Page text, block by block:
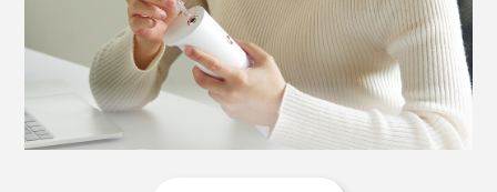
磨き残した汚れ（歯垢、プラーク）が溜まってくると、
歯周病菌によって、歯肉が腫れたり、出血したり、炎症
を起こすようになるからです。
電源ボタンの上の「モードボタン」を押すたびに、「ソ
フト洗浄モード」→「標準洗浄モード」→「マッサージ
洗浄モード」と、切り替えられます。